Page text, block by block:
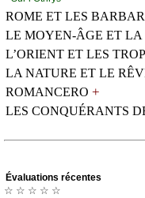
ROME ET LES
LE MOYEN-ÂGE ET LA
L’ORIENT ET LES
LA NATURE ET LE
ROMANCERO +
LES CONQUÉRANTS
Évаluations récеntes
☆ ☆ ☆ ☆ ☆